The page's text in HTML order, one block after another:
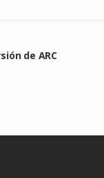
de ARC